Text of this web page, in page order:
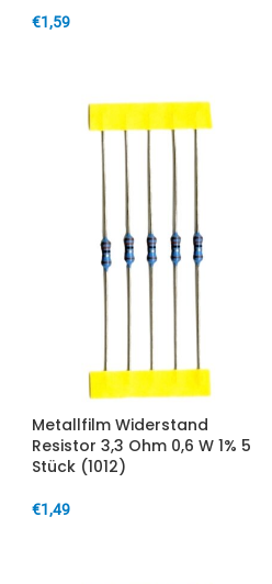
€1,59
Metallfilm Widerstand
Resistor 3,3 Ohm 0,6 W 1% 5
Stück (1012)
€1,49